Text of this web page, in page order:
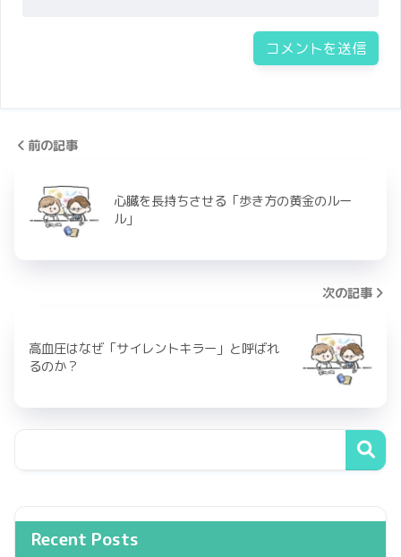
前の記事
心臓を長持ちさせる「歩き方の黄金のルー
ル」
次の記事
高血圧はなぜ「サイレントキラー」と呼ばれ
るのか？
Recent Posts